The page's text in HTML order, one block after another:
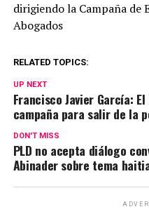
dirigiendo la Campaña de
Abogados
RELATED TOPICS:
UP NEXT
Francisco Javier García:
campaña para salir de la
DON'T MISS
PLD no acepta diálogo
Abinader sobre tema